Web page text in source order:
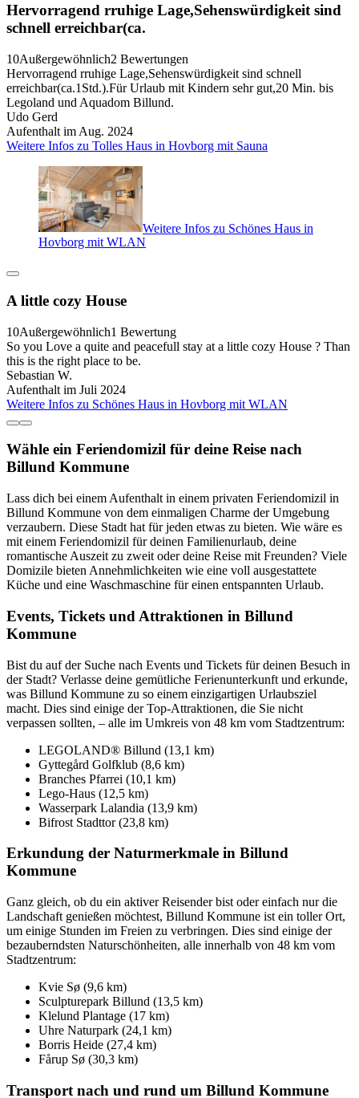
Hervorragend rruhige Lage,Sehenswürdigkeit sind
schnell erreichbar(ca.
10Außergewöhnlich2 Bewertungen
Hervorragend rruhige Lage,Sehenswürdigkeit sind schnell
erreichbar(ca.1Std.).Für Urlaub mit Kindern sehr gut,20 Min. bis
Legoland und Aquadom Billund.
Udo Gerd
Aufenthalt im Aug. 2024
Weitere Infos zu Tolles Haus in Hovborg mit Sauna
Weitere Infos zu Schönes Haus in
Hovborg mit WLAN
A little cozy House
10Außergewöhnlich1 Bewertung
So you Love a quite and peacefull stay at a little cozy House ? Than
this is the right place to be.
Sebastian W.
Aufenthalt im Juli 2024
Weitere Infos zu Schönes Haus in Hovborg mit WLAN
Wähle ein Feriendomizil für deine Reise nach
Billund Kommune
Lass dich bei einem Aufenthalt in einem privaten Feriendomizil in
Billund Kommune von dem einmaligen Charme der Umgebung
verzaubern. Diese Stadt hat für jeden etwas zu bieten. Wie wäre es
mit einem Feriendomizil für deinen Familienurlaub, deine
romantische Auszeit zu zweit oder deine Reise mit Freunden? Viele
Domizile bieten Annehmlichkeiten wie eine voll ausgestattete
Küche und eine Waschmaschine für einen entspannten Urlaub.
Events, Tickets und Attraktionen in Billund
Kommune
Bist du auf der Suche nach Events und Tickets für deinen Besuch in
der Stadt? Verlasse deine gemütliche Ferienunterkunft und erkunde,
was Billund Kommune zu so einem einzigartigen Urlaubsziel
macht. Dies sind einige der Top-Attraktionen, die Sie nicht
verpassen sollten, – alle im Umkreis von 48 km vom Stadtzentrum:
LEGOLAND® Billund (13,1 km)
Gyttegård Golfklub (8,6 km)
Branches Pfarrei (10,1 km)
Lego-Haus (12,5 km)
Wasserpark Lalandia (13,9 km)
Bifrost Stadttor (23,8 km)
Erkundung der Naturmerkmale in Billund
Kommune
Ganz gleich, ob du ein aktiver Reisender bist oder einfach nur die
Landschaft genießen möchtest, Billund Kommune ist ein toller Ort,
um einige Stunden im Freien zu verbringen. Dies sind einige der
bezauberndsten Naturschönheiten, alle innerhalb von 48 km vom
Stadtzentrum:
Kvie Sø (9,6 km)
Sculpturepark Billund (13,5 km)
Klelund Plantage (17 km)
Uhre Naturpark (24,1 km)
Borris Heide (27,4 km)
Fårup Sø (30,3 km)
Transport nach und rund um Billund Kommune